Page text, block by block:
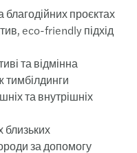
благодійних проєктах
eco-friendly підхід
та відмінна
тимбілдинги
та внутрішніх
близьких
за допомогу